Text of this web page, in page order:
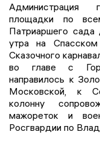
Администрация
площадки по
Патриаршего
утра на
Сказочного
во главе с
направилось к
Московской, к
колонну
мажореток и
Росгвардии по